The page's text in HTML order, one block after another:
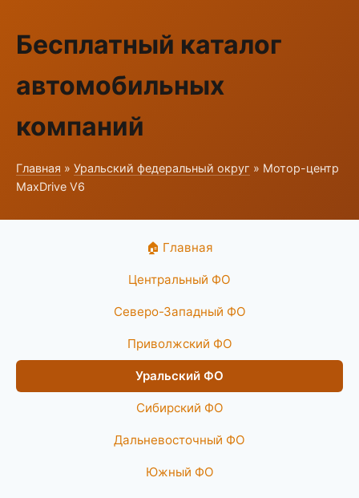
Бесплатный каталог
автомобильных
компаний
Главная » Уральский федеральный округ » Мотор-центр
MaxDrive V6
🏠 Главная
Центральный ФО
Северо-Западный ФО
Приволжский ФО
Уральский ФО
Сибирский ФО
Дальневосточный ФО
Южный ФО